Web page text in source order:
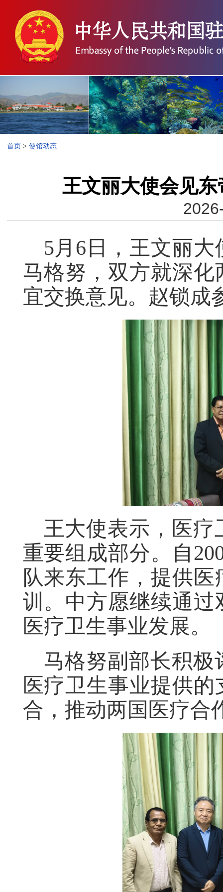
首页 > 使馆动态
王文丽大使会见
5月6日，王文丽
马格努，双方就深
宜交换意见。赵锁成
王大使表示，医
重要组成部分。自
队来东工作，提供
训。中方愿继续通
医疗卫生事业发展。
马格努副部长积
医疗卫生事业提供
合，推动两国医疗合